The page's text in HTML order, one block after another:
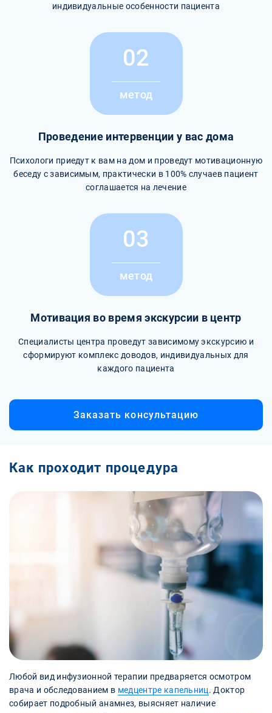
индивидуальные особенности пациента
02
метод
Проведение интервенции у вас дома
Психологи приедут к вам на дом и проведут мотивационную
беседу с зависимым, практически в 100% случаев пациент
соглашается на лечение
03
метод
Мотивация во время экскурсии в центр
Специалисты центра проведут зависимому экскурсию и
сформируют комплекс доводов, индивидуальных для
каждого пациента
Заказать консультацию
Как проходит процедура
Любой вид инфузионной терапии предваряется осмотром
врача и обследованием в медцентре капельниц. Доктор
собирает подробный анамнез, выясняет наличие